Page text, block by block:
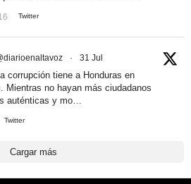
Twitter
· 31 Jul
corrupción tiene a Honduras en
Mientras no hayan más ciudadanos
auténticas y mo…
Twitter
Cargar más